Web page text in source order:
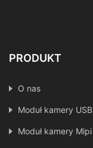
PRODUKT
O nas
Moduł kamery USB
Moduł kamery Mipi